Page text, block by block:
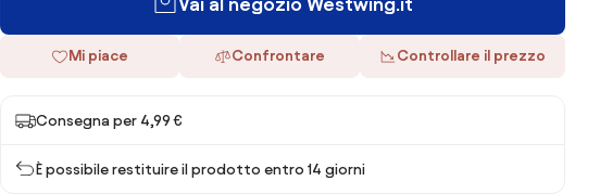
Mi piace Confrontare Controllare il prezzo
Consegna per 4,99 €
È possibile restituire il prodotto entro 14 giorni